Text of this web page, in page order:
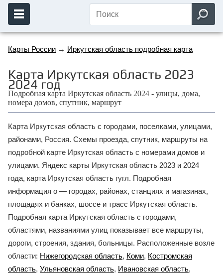
Карты России → Иркутская область подробная карта
Карта Иркутская область 2023
2024 год
Подробная карта Иркутская область 2024 - улицы, дома,
номера домов, спутник, маршрут
Карта Иркутская область с городами, поселками, улицами,
районами, Россия. Схемы проезда, спутник, маршруты на
подробной карте Иркутская область с номерами домов и
улицами. Яндекс карты Иркутская область 2023 и 2024
года, карта Иркутская область гугл. Подробная
информация о — городах, районах, станциях и магазинах,
площадях и банках, шоссе и трасс Иркутская область.
Подробная карта Иркутская область с городами,
областями, названиями улиц показывает все маршруты,
дороги, строения, здания, больницы. Расположенные возле
области: Нижегородская область, Коми, Костромская
область, Ульяновская область, Ивановская область,